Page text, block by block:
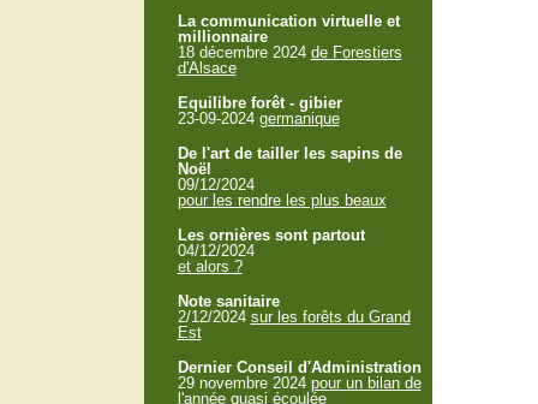
La communication virtuelle et
millionnaire
18 décembre 2024 de Forestiers
d'Alsace
Equilibre forêt - gibier
23-09-2024 germanique
De l'art de tailler les sapins de
Noël
09/12/2024
pour les rendre les plus beaux
Les ornières sont partout
04/12/2024
et alors ?
Note sanitaire
2/12/2024 sur les forêts du Grand
Est
Dernier Conseil d'Administration
29 novembre 2024 pour un bilan de
l'année quasi écoulée